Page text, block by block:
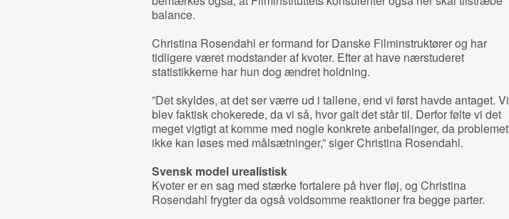
balance.
Christina Rosendahl er formand for Danske Filminstruktører og har
tidligere været modstander af kvoter. Efter at have nærstuderet
statistikkerne har hun dog ændret holdning.
”Det skyldes, at det ser værre ud i tallene, end vi først havde antaget. Vi
blev faktisk chokerede, da vi så, hvor galt det står til. Derfor følte vi det
meget vigtigt at komme med nogle konkrete anbefalinger, da problemet
ikke kan løses med målsætninger,” siger Christina Rosendahl.
Svensk model urealistisk
Kvoter er en sag med stærke fortalere på hver fløj, og Christina
Rosendahl frygter da også voldsomme reaktioner fra begge parter.